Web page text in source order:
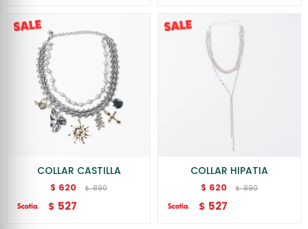
COLLAR CASTILLA
$ 620 $ 890
$ 527
COLLAR HIPATIA
$ 620 $ 890
$ 527